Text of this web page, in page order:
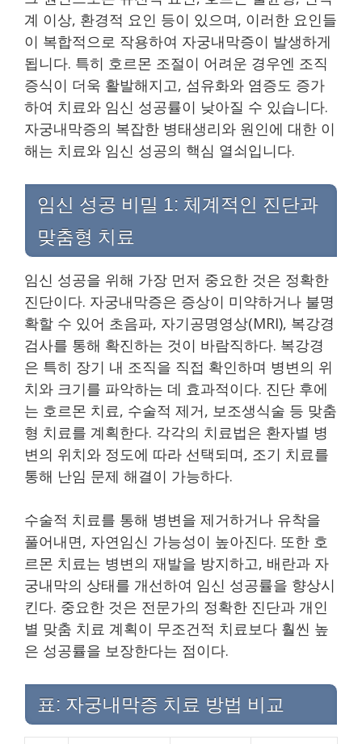
계 이상, 환경적 요인 등이 있으며, 이러한 요인들
이 복합적으로 작용하여 자궁내막증이 발생하게
됩니다. 특히 호르몬 조절이 어려운 경우엔 조직
증식이 더욱 활발해지고, 섬유화와 염증도 증가
하여 치료와 임신 성공률이 낮아질 수 있습니다.
자궁내막증의 복잡한 병태생리와 원인에 대한 이
해는 치료와 임신 성공의 핵심 열쇠입니다.
임신 성공 비밀 1: 체계적인 진단과
맞춤형 치료
임신 성공을 위해 가장 먼저 중요한 것은 정확한
진단이다. 자궁내막증은 증상이 미약하거나 불명
확할 수 있어 초음파, 자기공명영상(MRI), 복강경
검사를 통해 확진하는 것이 바람직하다. 복강경
은 특히 장기 내 조직을 직접 확인하며 병변의 위
치와 크기를 파악하는 데 효과적이다. 진단 후에
는 호르몬 치료, 수술적 제거, 보조생식술 등 맞춤
형 치료를 계획한다. 각각의 치료법은 환자별 병
변의 위치와 정도에 따라 선택되며, 조기 치료를
통해 난임 문제 해결이 가능하다.
수술적 치료를 통해 병변을 제거하거나 유착을
풀어내면, 자연임신 가능성이 높아진다. 또한 호
르몬 치료는 병변의 재발을 방지하고, 배란과 자
궁내막의 상태를 개선하여 임신 성공률을 향상시
킨다. 중요한 것은 전문가의 정확한 진단과 개인
별 맞춤 치료 계획이 무조건적 치료보다 훨씬 높
은 성공률을 보장한다는 점이다.
표: 자궁내막증 치료 방법 비교